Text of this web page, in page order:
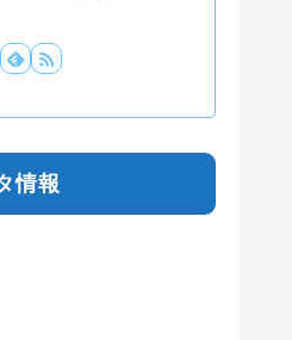
情報